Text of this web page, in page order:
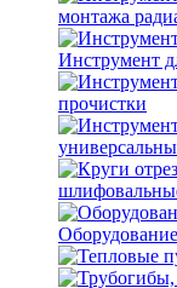
монтажа
Инструмент
прочистки